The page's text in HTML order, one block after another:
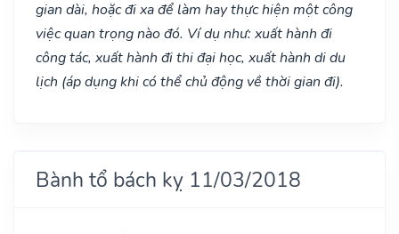
gian dài, hoặc đi xa để làm hay thực hiện một công
việc quan trọng nào đó. Ví dụ như: xuất hành đi
công tác, xuất hành đi thi đại học, xuất hành di du
lịch (áp dụng khi có thể chủ động về thời gian đi).
Bành tổ bách kỵ 11/03/2018